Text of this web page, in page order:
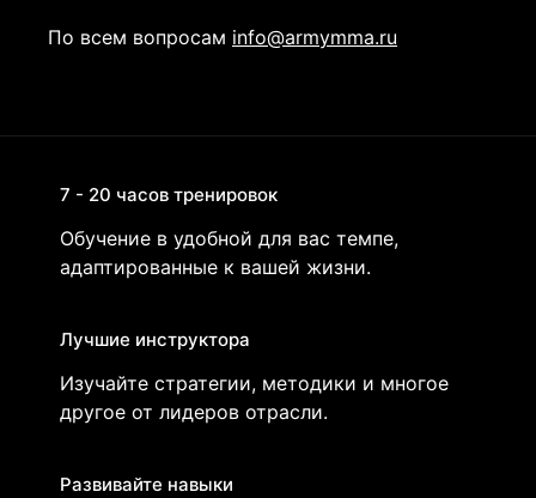
По всем вопросам info@armymma.ru
7 - 20 часов тренировок
Обучение в удобной для вас темпе,
адаптированные к вашей жизни.
Лучшие инструктора
Изучайте стратегии, методики и многое
другое от лидеров отрасли.
Развивайте навыки